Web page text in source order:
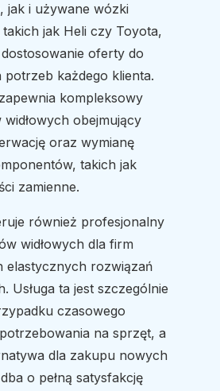
jak i używane wózki
takich jak Heli czy Toyota,
oferty do
potrzeb każdego klienta.
kompleksowy
obejmujący
oraz wymianę
takich jak
zamienne.
również profesjonalny
widłowych dla firm
elastycznych rozwiązań
Usługa ta jest szczególnie
czasowego
na sprzęt, a
dla zakupu nowych
o pełną satysfakcję